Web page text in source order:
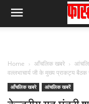
Home आँचलिक खबरे
वल्लभाचार्य जी के मुख्य प्राकट्य
आँचलिक खबरे आंचलिक खबरें